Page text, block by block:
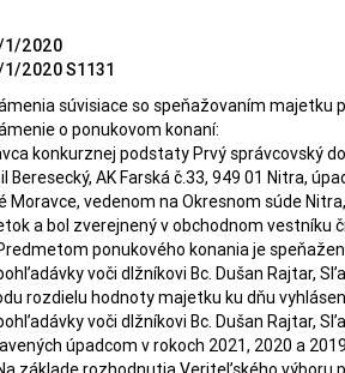
1/2020
1/2020 S1131
súvisiace so speňažovaním majetku
o ponukovom konaní:
konkurznej podstaty Prvý správcovský
Beresecký, AK Farská č.33, 949 01 Nitra,
Moravce, vedenom na Okresnom súde
a bol zverejnený v obchodnom vestníku
rozdielu hodnoty majetku ku dňu
úpadcom v rokoch 2021, 2020 a